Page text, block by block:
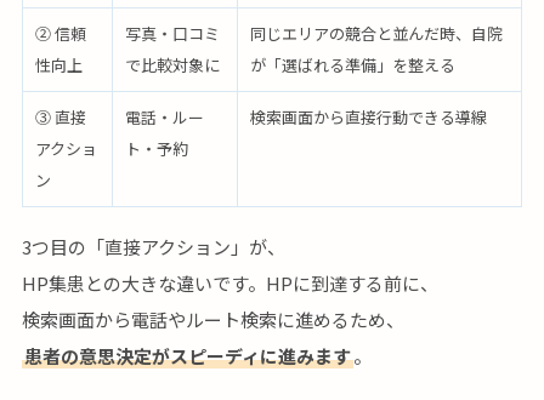
② 信頼
性向上
写真・口コミ
で比較対象に
同じエリアの競合と並んだ時、自院
が「選ばれる準備」を整える
③ 直接
アクショ
ン
電話・ルー
ト・予約
検索画面から直接行動できる導線
3つ目の「直接アクション」が、
HP集患との大きな違いです。HPに到達する前に、
検索画面から電話やルート検索に進めるため、
患者の意思決定がスピーディに進みます。